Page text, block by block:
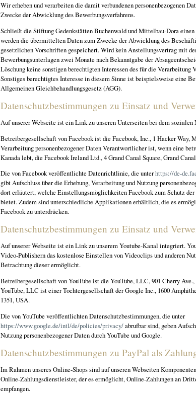
Wir erheben und verarbeiten die damit verbundenen personenbezogenen
Zwecke der Abwicklung des Bewerbungsverfahrens.
Schließt die Stiftung Gedenkstätten Buchenwald und Mittelbau-Dora
werden die übermittelten Daten zum Zwecke der Abwicklung des
gesetzlichen Vorschriften gespeichert. Wird kein Anstellungsvertrag mit
Bewerbungsunterlagen zwei Monate nach Bekanntgabe der
Löschung keine sonstigen berechtigten Interessen des für die Verarbeitung
Sonstiges berechtigtes Interesse in diesem Sinne ist beispielsweise eine
Allgemeinen Gleichbehandlungsgesetz (AGG).
Datenschutzbestimmungen zu Einsatz und
Auf unserer Webseite ist ein Link zu unseren Unterseiten bei dem
Betreibergesellschaft von Facebook ist die Facebook, Inc., 1 Hacker Way,
Verarbeitung personenbezogener Daten Verantwortlicher ist, wenn eine
Kanada lebt, die Facebook Ireland Ltd., 4 Grand Canal Square, Grand
Die von Facebook veröffentlichte Datenrichtlinie, die unterhttps://de-
gibt Aufschluss über die Erhebung, Verarbeitung und Nutzung
dort erläutert, welche Einstellungsmöglichkeiten Facebook zum Schutz der
bietet. Zudem sind unterschiedliche Applikationen erhältlich, die es
Facebook zu unterdrücken.
Datenschutzbestimmungen zu Einsatz und
Auf unserer Webseite ist ein Link zu unserem Youtube-Kanal integriert.
Video-Publishern das kostenlose Einstellen von Videoclips und anderen
Betrachtung dieser ermöglicht.
Betreibergesellschaft von YouTube ist die YouTube, LLC, 901 Cherry
YouTube, LLC ist einer Tochtergesellschaft der Google Inc., 1600
1351, USA.
Die von YouTube veröffentlichten Datenschutzbestimmungen, die unter
https://www.google.de/intl/de/policies/privacy/abrufbar sind, geben
Nutzung personenbezogener Daten durch YouTube und Google.
Datenschutzbestimmungen zu PayPal als
Im Rahmen unseres Online-Shops sind auf unseren Webseiten
Online-Zahlungsdienstleister, der es ermöglicht, Online-Zahlungen an
empfangen.